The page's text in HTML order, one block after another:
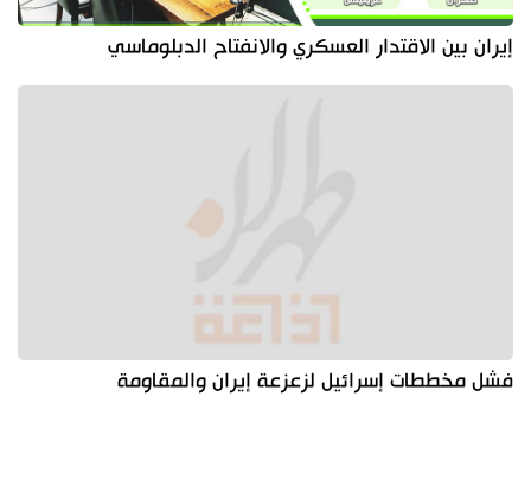
إيران بين الاقتدار العسكري والانفتاح الدبلوماسي
فشل مخططات إسرائيل لزعزعة إيران والمقاومة